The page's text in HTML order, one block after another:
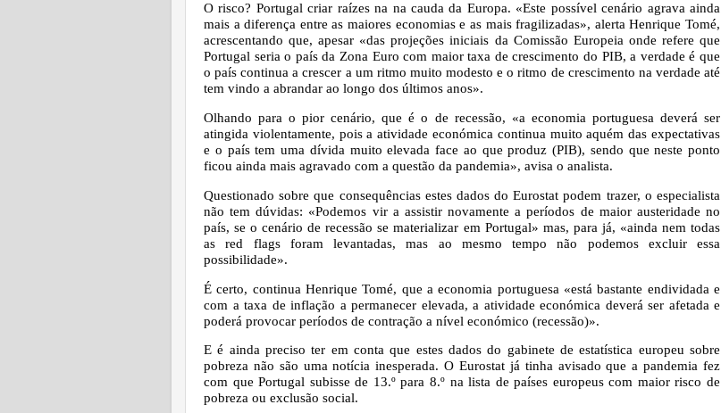
O risco? Portugal criar raízes na na cauda da Europa. «Este possível cenário agrava ainda
mais a diferença entre as maiores economias e as mais fragilizadas», alerta Henrique Tomé,
acrescentando que, apesar «das projeções iniciais da Comissão Europeia onde refere que
Portugal seria o país da Zona Euro com maior taxa de crescimento do PIB, a verdade é que
o país continua a crescer a um ritmo muito modesto e o ritmo de crescimento na verdade até
tem vindo a abrandar ao longo dos últimos anos».
Olhando para o pior cenário, que é o de recessão, «a economia portuguesa deverá ser
atingida violentamente, pois a atividade económica continua muito aquém das expectativas
e o país tem uma dívida muito elevada face ao que produz (PIB), sendo que neste ponto
ficou ainda mais agravado com a questão da pandemia», avisa o analista.
Questionado sobre que consequências estes dados do Eurostat podem trazer, o especialista
não tem dúvidas: «Podemos vir a assistir novamente a períodos de maior austeridade no
país, se o cenário de recessão se materializar em Portugal» mas, para já, «ainda nem todas
as red flags foram levantadas, mas ao mesmo tempo não podemos excluir essa
possibilidade».
É certo, continua Henrique Tomé, que a economia portuguesa «está bastante endividada e
com a taxa de inflação a permanecer elevada, a atividade económica deverá ser afetada e
poderá provocar períodos de contração a nível económico (recessão)».
E é ainda preciso ter em conta que estes dados do gabinete de estatística europeu sobre
pobreza não são uma notícia inesperada. O Eurostat já tinha avisado que a pandemia fez
com que Portugal subisse de 13.º para 8.º na lista de países europeus com maior risco de
pobreza ou exclusão social.